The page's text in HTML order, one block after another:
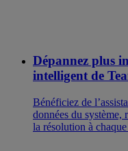
Dépannez plus
intelligent de
Bénéficiez de
données du système,
la résolution à